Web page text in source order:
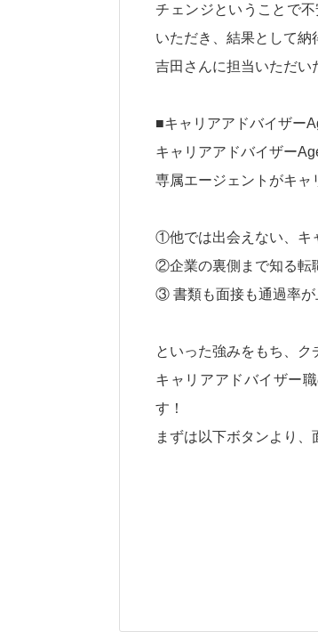
チェンジということで
いただき、結果として納
吉田さんに担当いただい
■キャリアアドバイザー
キャリアアドバイザー
専属エージェントがキャ
①他では出会えない、キ
②企業の裏側まで知る転
③ 書類も面接も通過率が
といった強みをもち、ク
キャリアアドバイザー
す！
まずは以下ボタンより、